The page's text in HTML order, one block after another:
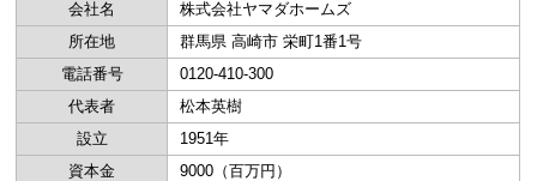
会社名
株式会社ヤマダホームズ
所在地
群馬県 高崎市 栄町1番1号
電話番号
0120-410-300
代表者
松本英樹
設立
1951年
資本金
9000（百万円）